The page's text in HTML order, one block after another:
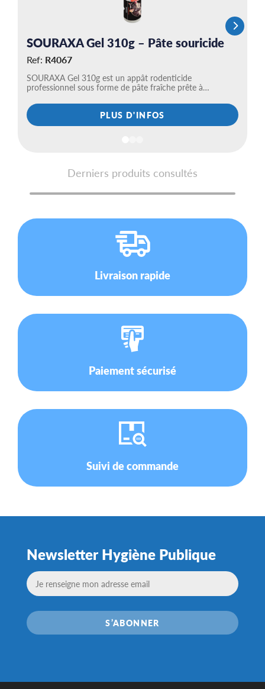
SOURAXA Gel 310g – Pâte souricide
Ref: R4067
SOURAXA Gel 310g est un appât rodenticide
professionnel sous forme de pâte fraîche prête à…
PLUS D'INFOS
Derniers produits consultés
Livraison rapide
Paiement sécurisé
Suivi de commande
Newsletter Hygiène Publique
S’ABONNER